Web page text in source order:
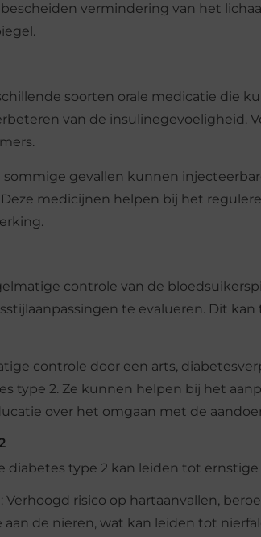
vermindering van het
soorten orale medicatie die
van de insulinegevoeligheid.
sommige gevallen kunnen
medicijnen helpen bij het
controle van de
te evalueren. Dit
controle door een arts,
type 2. Ze kunnen helpen bij het
over het omgaan met de
diabetes type 2 kan leiden tot ernstige
: Verhoogd risico op hartaanvallen,
aan de nieren, wat kan leiden tot